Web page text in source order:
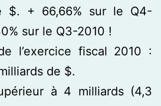
$. + 66,66% sur le Q4-
sur le Q3-2010 !
l’exercice fiscal 2010 :
de $.
à 4 milliards (4,3